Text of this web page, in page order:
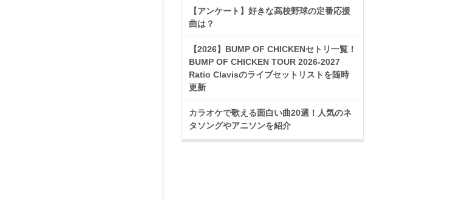
【アンケート】好きな高校野球の定番応援
曲は？
【2026】BUMP OF CHICKENセトリ一覧！
BUMP OF CHICKEN TOUR 2026-2027
Ratio Clavisのライブセットリストを随時
更新
カラオケで歌える面白い曲20選！人気のネ
タソングやアニソンを紹介